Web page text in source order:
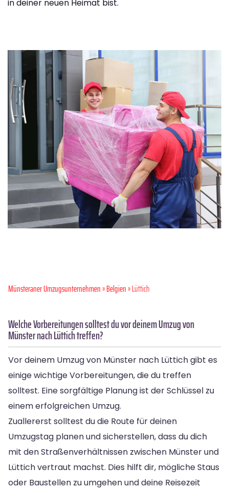
in deiner neuen Heimat bist.
Münsteraner Umzugsunternehmen»Belgien» Lüttich
Welche Vorbereitungen solltest du vor deinem Umzug von
Münster nach Lüttich treffen?
Vor deinem Umzug von Münster nach Lüttich gibt es
einige wichtige Vorbereitungen, die du treffen
solltest. Eine sorgfältige Planung ist der Schlüssel zu
einem erfolgreichen Umzug.
Zuallererst solltest du die Route für deinen
Umzugstag planen und sicherstellen, dass du dich
mit den Straßenverhältnissen zwischen Münster und
Lüttich vertraut machst. Dies hilft dir, mögliche Staus
oder Baustellen zu umgehen und deine Reisezeit